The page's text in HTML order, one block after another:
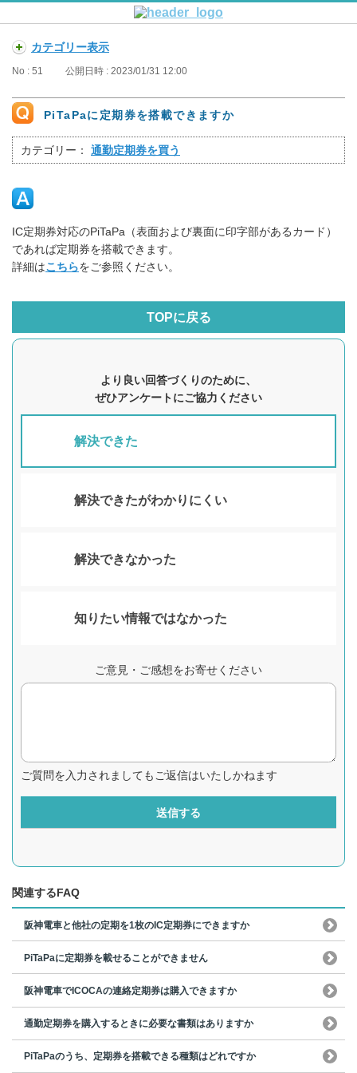
カテゴリー表示
No : 51 公開日時 : 2023/01/31 12:00
PiTaPaに定期券を搭載できますか
カテゴリー： 通勤定期券を買う
IC定期券対応のPiTaPa（表面および裏面に印字部があるカード）
であれば定期券を搭載できます。
詳細はこちらをご参照ください。
TOPに戻る
より良い回答づくりのために、
ぜひアンケートにご協力ください
解決できた
解決できたがわかりにくい
解決できなかった
知りたい情報ではなかった
ご意見・ご感想をお寄せください
ご質問を入力されましてもご返信はいたしかねます
送信する
関連するFAQ
阪神電車と他社の定期を1枚のIC定期券にできますか
PiTaPaに定期券を載せることができません
阪神電車でICOCAの連絡定期券は購入できますか
通勤定期券を購入するときに必要な書類はありますか
PiTaPaのうち、定期券を搭載できる種類はどれですか